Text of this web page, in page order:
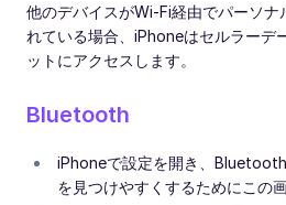
他のデバイスがWi-Fi経由でパーソナ
れている場合、iPhoneはセルラーデ
ットにアクセスします。
Bluetooth
iPhoneで設定を開き、
を見つけやすくするためにこの